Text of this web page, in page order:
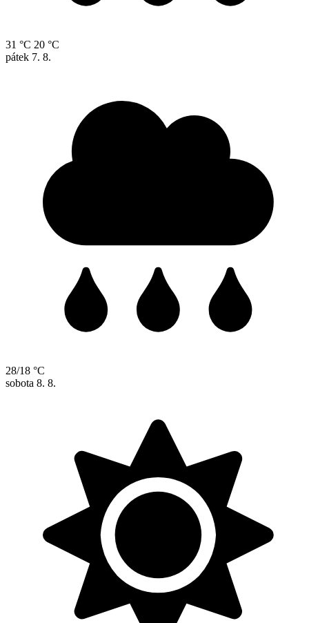
31 °C 20 °C
pátek 7. 8.
28/18 °C
sobota 8. 8.